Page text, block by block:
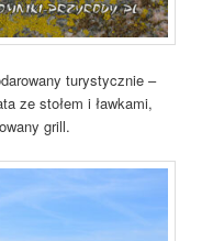
turystycznie –
ze stołem i ławkami,
grill.